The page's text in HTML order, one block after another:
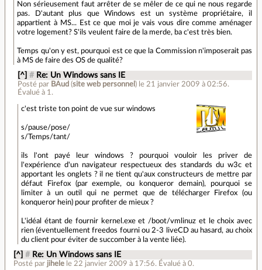
Non sérieusement faut arrêter de se mêler de ce qui ne nous regarde
pas. D'autant plus que Windows est un système propriétaire, il
appartient à MS... Est ce que moi je vais vous dire comme aménager
votre logement? S'ils veulent faire de la merde, ba c'est très bien.
Temps qu'on y est, pourquoi est ce que la Commission n'imposerait pas
à MS de faire des OS de qualité?
[^] # Re: Un Windows sans IE
Posté par BAud (site web personnel ) le 21 janvier 2009 à 02:56.
Évalué à 1 .
c'est triste ton point de vue sur windows
s/pause/pose/
s/Temps/tant/
ils l'ont payé leur windows ? pourquoi vouloir les priver de
l'expérience d'un navigateur respectueux des standards du w3c et
apportant les onglets ? il ne tient qu'aux constructeurs de mettre par
défaut Firefox (par exemple, ou konqueror demain), pourquoi se
limiter à un outil qui ne permet que de télécharger Firefox (ou
konqueror hein) pour profiter de mieux ?
L'idéal étant de fournir kernel.exe et /boot/vmlinuz et le choix avec
rien (éventuellement freedos fourni ou 2-3 liveCD au hasard, au choix
du client pour éviter de succomber à la vente liée).
[^] # Re: Un Windows sans IE
Posté par jihele le 22 janvier 2009 à 17:56. Évalué à0.